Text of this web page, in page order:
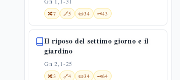
🔀7 🔗5 📜34 🗝️43
Il riposo del settimo giorno e il
giardino
Gn 2,1-25
🔀3 🔗4 📜34 🗝️64